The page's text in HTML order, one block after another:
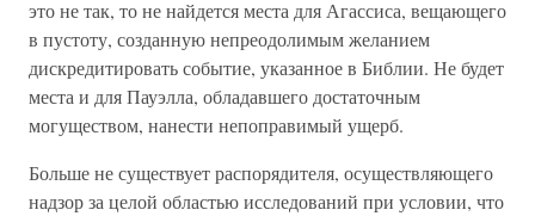
это не так, то не найдется места для Агассиса, вещающего
в пустоту, созданную непреодолимым желанием
дискредитировать событие, указанное в Библии. Не будет
места и для Пауэлла, обладавшего достаточным
могуществом, нанести непоправимый ущерб.
Больше не существует распорядителя, осуществляющего
надзор за целой областью исследований при условии, что